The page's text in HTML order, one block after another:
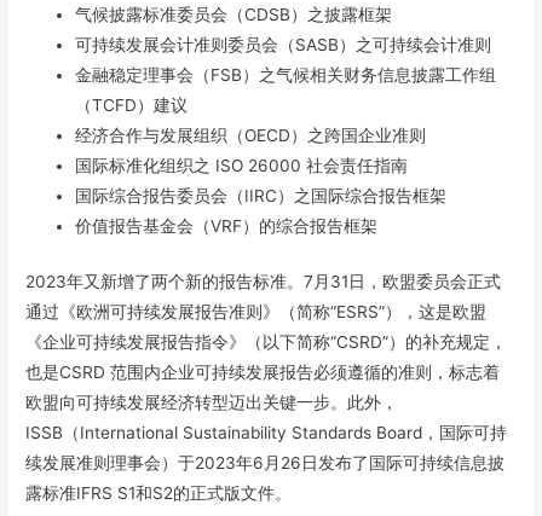
气候披露标准委员会（CDSB）之披露框架
可持续发展会计准则委员会（SASB）之可持续会计准则
金融稳定理事会（FSB）之气候相关财务信息披露工作组
（TCFD）建议
经济合作与发展组织（OECD）之跨国企业准则
国际标准化组织之 ISO 26000 社会责任指南
国际综合报告委员会（IIRC）之国际综合报告框架
价值报告基金会（VRF）的综合报告框架
2023年又新增了两个新的报告标准。7月31日，欧盟委员会正式
通过《欧洲可持续发展报告准则》（简称“ESRS”），这是欧盟
《企业可持续发展报告指令》（以下简称“CSRD”）的补充规定，
也是CSRD 范围内企业可持续发展报告必须遵循的准则，标志着
欧盟向可持续发展经济转型迈出关键一步。此外，
ISSB（International Sustainability Standards Board，国际可持
续发展准则理事会）于2023年6月26日发布了国际可持续信息披
露标准IFRS S1和S2的正式版文件。